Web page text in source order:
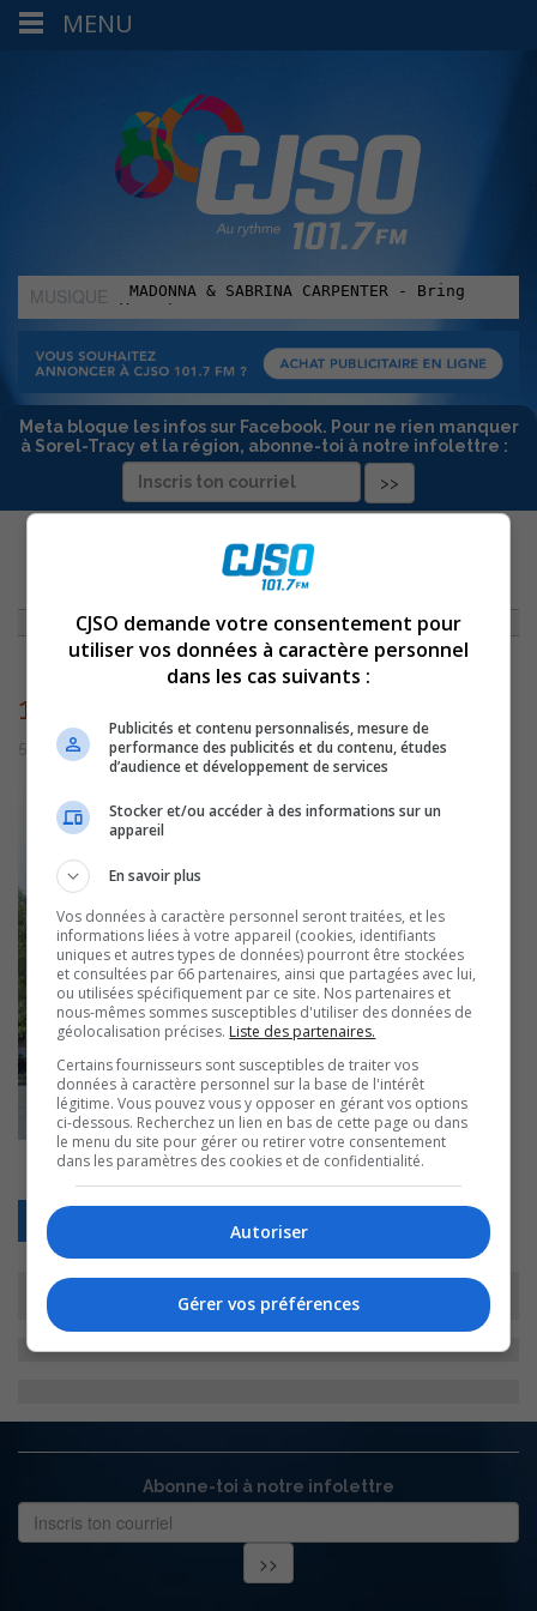
MUSIQUE
:
Meta bloque les infos sur Facebook. Pour ne rien manquer
à Sorel-Tracy et la région, abonne-toi à notre infolettre :
AU MOIS D’AOÛT… ON SOURIT !
1341
5 juillet 2016 | Par admin
Abonne-toi à notre infolettre
MENU
CJSO demande votre consentement pour
utiliser vos données à caractère personnel
dans les cas suivants :
Publicités et contenu personnalisés, mesure de
performance des publicités et du contenu, études
d’audience et développement de services
Stocker et/ou accéder à des informations sur un
appareil
En savoir plus
Vos données à caractère personnel seront traitées, et les
informations liées à votre appareil (cookies, identifiants
uniques et autres types de données) pourront être stockées
et consultées par 66 partenaires, ainsi que partagées avec lui,
ou utilisées spécifiquement par ce site. Nos partenaires et
nous-mêmes sommes susceptibles d'utiliser des données de
géolocalisation précises. Liste des partenaires.
Certains fournisseurs sont susceptibles de traiter vos
données à caractère personnel sur la base de l'intérêt
légitime. Vous pouvez vous y opposer en gérant vos options
ci-dessous. Recherchez un lien en bas de cette page ou dans
le menu du site pour gérer ou retirer votre consentement
dans les paramètres des cookies et de confidentialité.
Autoriser
Gérer vos préférences